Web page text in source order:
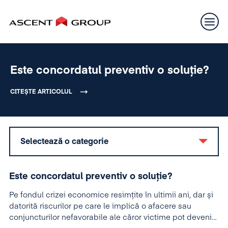
Este concordatul preventiv o soluție?
CITEȘTE ARTICOLUL
Selectează o categorie
Este concordatul preventiv o soluție?
Pe fondul crizei economice resimțite în ultimii ani, dar și
datorită riscurilor pe care le implică o afacere sau
conjuncturilor nefavorabile ale căror victime pot deveni